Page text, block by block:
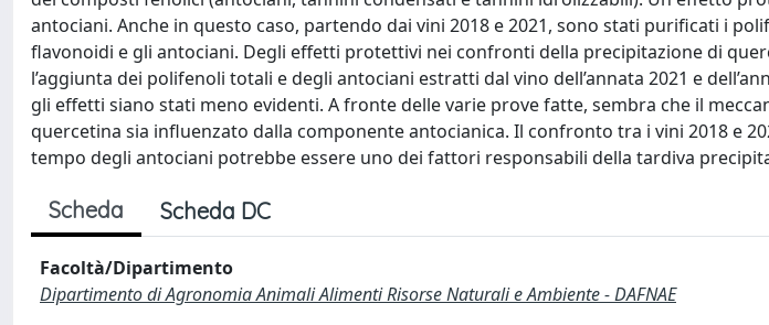
antociani. Anche in questo caso, partendo dai vini 2018 e 2021, sono stati purificati i
flavonoidi e gli antociani. Degli effetti protettivi nei confronti della precipitazione di
l’aggiunta dei polifenoli totali e degli antociani estratti dal vino dell’annata 2021 e
gli effetti siano stati meno evidenti. A fronte delle varie prove fatte, sembra che il
quercetina sia influenzato dalla componente antocianica. Il confronto tra i vini 2018 e
tempo degli antociani potrebbe essere uno dei fattori responsabili della tardiva
Scheda Scheda DC
Facoltà/Dipartimento
Dipartimento di Agronomia Animali Alimenti Risorse Naturali e Ambiente - DAFNAE